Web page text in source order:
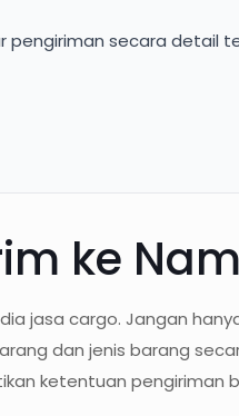
pengiriman secara detail
ke
jasa cargo. Jangan
dan jenis barang
ketentuan pengiriman